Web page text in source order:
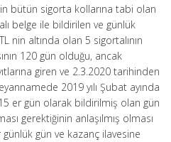
bütün sigorta kollarına tabi olan
belge ile bildirilen ve günlük
nin altında olan 5 sigortalının
120 gün olduğu, ancak
giren ve 2.3.2020 tarihinden
2019 yılı Şubat ayında
er gün olarak bildirilmiş olan gün
gerektiğinin anlaşılmış olması
gün ve kazanç ilavesine